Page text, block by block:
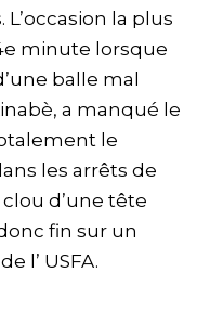
la plus
minute lorsque
balle mal
a manqué le
le
les arrêts de
d’une tête
fin sur un
l’ USFA.